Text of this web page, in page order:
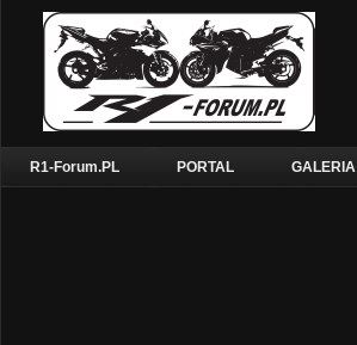
R1-Forum.PL PORTAL GALERIA